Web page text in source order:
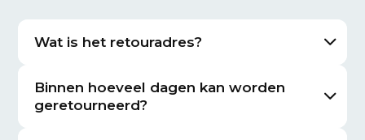
Wat is het retouradres?
Binnen hoeveel dagen kan worden
geretourneerd?